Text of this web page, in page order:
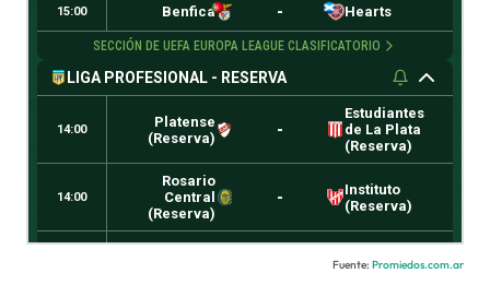
Fuente: Promiedos.com.ar